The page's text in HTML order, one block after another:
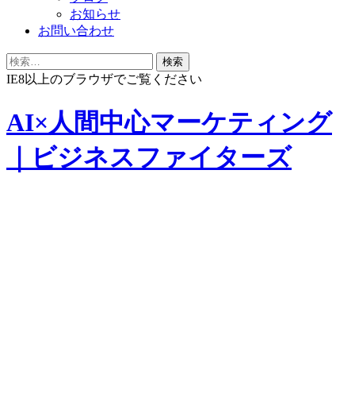
お知らせ
お問い合わせ
検
索:
IE8以上のブラウザでご覧ください
AI×人間中心マーケティング
｜ビジネスファイターズ